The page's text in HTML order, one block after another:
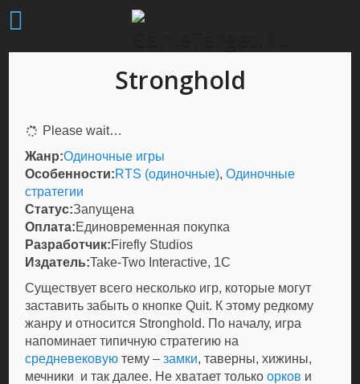
Stronghold
Please wait…
Жанр:Одиночные игры
Особенности:RTS (одиночные),Одиночные
стратегии
Статус:Запущена
Оплата:Единовременная покупка
Разработчик:Firefly Studios
Издатель:Take-Two Interactive, 1С
Существует всего несколько игр, которые могут
заставить забыть о кнопке Quit. К этому редкому
жанру и относится Stronghold. По началу, игра
напоминает типичную стратегию на
средневековую тему –замки, таверны, хижины,
мечники и так далее. Не хватает толькоорков и